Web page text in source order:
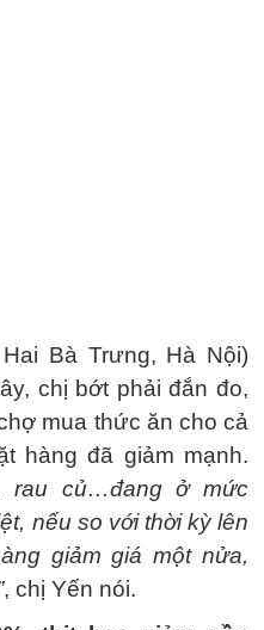
Bà Trưng, Hà Nội)
chị bớt phải đắn đo,
mua thức ăn cho cả
hàng đã giảm mạnh.
rau củ…đang ở mức
nếu so với thời kỳ lên
giảm giá một nửa,
, chị Yến nói.